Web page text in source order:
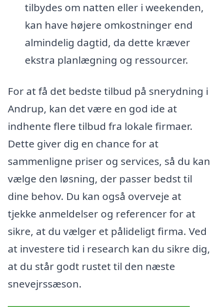
tilbydes om natten eller i weekenden,
kan have højere omkostninger end
almindelig dagtid, da dette kræver
ekstra planlægning og ressourcer.
For at få det bedste tilbud på snerydning i
Andrup, kan det være en god ide at
indhente flere tilbud fra lokale firmaer.
Dette giver dig en chance for at
sammenligne priser og services, så du kan
vælge den løsning, der passer bedst til
dine behov. Du kan også overveje at
tjekke anmeldelser og referencer for at
sikre, at du vælger et pålideligt firma. Ved
at investere tid i research kan du sikre dig,
at du står godt rustet til den næste
snevejrssæson.